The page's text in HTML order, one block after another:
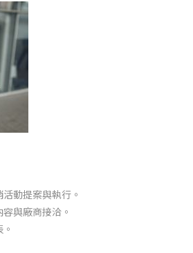
動提案與執行。
與廠商接洽。